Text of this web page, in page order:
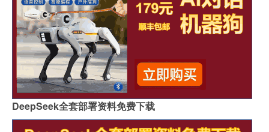
DeepSeek全套部署资料免费下载